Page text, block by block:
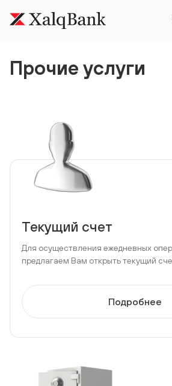
Прочие услуги
Текущий счет
Для осуществления ежедневных
предлагаем Вам открыть текущий
Подробнее